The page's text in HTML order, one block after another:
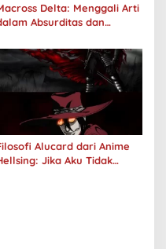
Delta: Menggali Arti
Absurditas dan
Alucard dari Anime
Jika Aku Tidak